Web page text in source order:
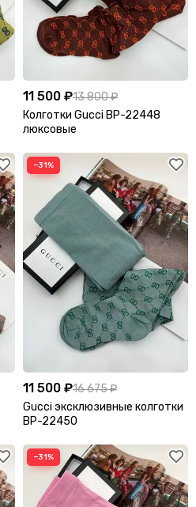
11 500 ₽13 800 ₽
Колготки Gucci BP-22448
люксовые
−31%
11 500 ₽16 675 ₽
Gucci эксклюзивные колготки
BP-22450
−31%